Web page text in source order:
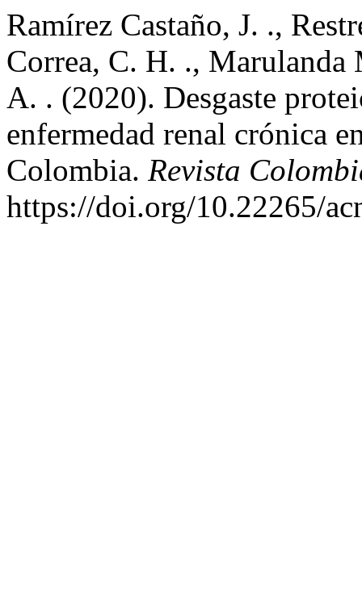
Ramírez Castaño, J. .,
Correa, C. H. ., Marulanda
A. . (2020). Desgaste
enfermedad renal crónica
Colombia. Revista
https://doi.org/10.22265/